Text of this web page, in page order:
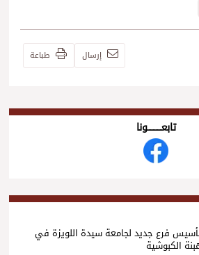
إرسال طباعة
تابعــــــــــونا
فرع جديد لجامعة سيدة اللويزة في
الكبوشية